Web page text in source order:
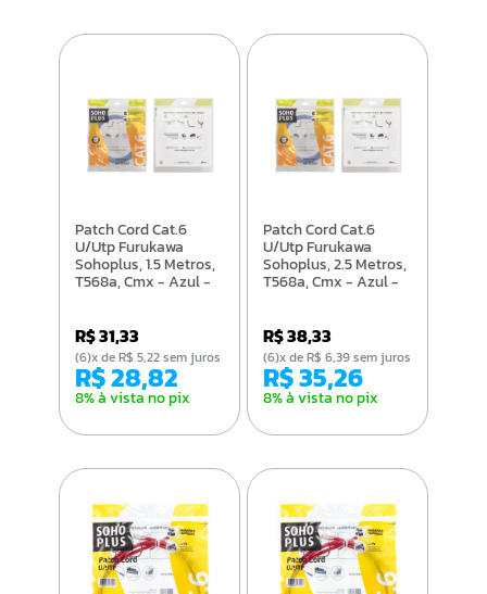
Patch Cord Cat.6
U/Utp Furukawa
Sohoplus, 1.5 Metros,
T568a, Cmx - Azul -
R$ 31,33
R$ 28,82
8% à vista no pix
(6)x de R$ 5,22 sem juros
Patch Cord Cat.6
U/Utp Furukawa
Sohoplus, 2.5 Metros,
T568a, Cmx - Azul -
R$ 38,33
R$ 35,26
8% à vista no pix
(6)x de R$ 6,39 sem juros